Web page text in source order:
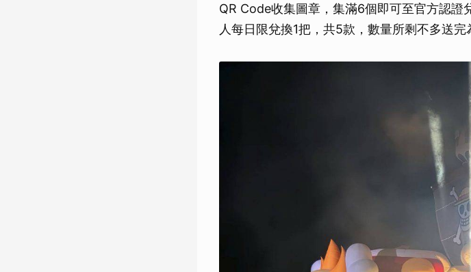
QR Code收集圖章，集滿6個即可至官方認
人每日限兌換1把，共5款，數量所剩不多送完